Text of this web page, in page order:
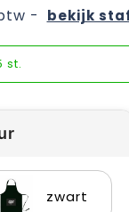
- bekijk
st.
zwart